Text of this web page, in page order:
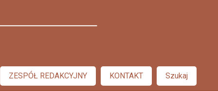
ZESPÓŁ REDAKCYJNY KONTAKT Szukaj